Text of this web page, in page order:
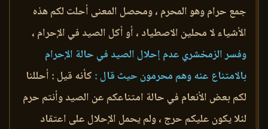
جمع حرام وهو المحرم ، ومحصل المعنى أحلت لكم هذه
الأشياء لا محلين الاصطياد ، أو أكل الصيد في الإحرام ،
وفسر الزمخشري عدم إحلال الصيد في حالة الإحرام
بالامتناع عنه وهم محرمون حيث قال : كأنه قيل : أحللنا
لكم بعض الأنعام في حالة امتناعكم عن الصيد وأنتم حرم
لئلا يكون عليكم حرج ، ولم يحمل الإحلال على اعتقاد